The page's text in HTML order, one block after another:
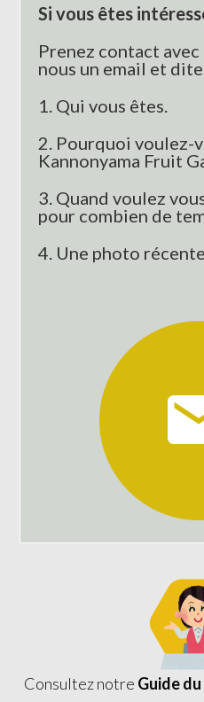
Si vous êtes
Prenez contact avec
nous un email et
1. Qui vous êtes.
2. Pourquoi voulez-
Kannonyama Fruit
3. Quand voulez
pour combien de
4. Une photo récente
Consultez notre Guide